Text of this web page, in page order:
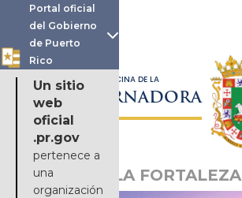
Portal oficial
del Gobierno
de Puerto
Rico

Un sitio
web
oficial
.pr.gov
pertenece a
una
organización
LA FORTALEZA
OFICINA DE LA
GOBERNADORA